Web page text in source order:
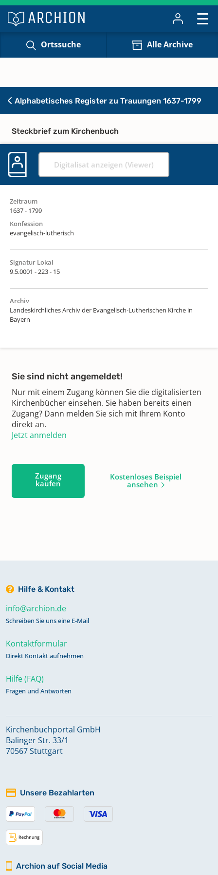
Ortssuche Alle Archive
Alphabetisches Register zu Trauungen 1637-1799
Steckbrief zum Kirchenbuch
Digitalisat anzeigen (Viewer)
Zeitraum
1637 - 1799
Konfession
evangelisch-lutherisch
Signatur Lokal
9.5.0001 - 223 - 15
Archiv
Landeskirchliches Archiv der Evangelisch-Lutherischen Kirche in
Bayern
Sie sind nicht angemeldet!
Nur mit einem Zugang können Sie die digitalisierten
Kirchenbücher einsehen. Sie haben bereits einen
Zugang? Dann melden Sie sich mit Ihrem Konto
direkt an.
Jetzt anmelden
Zugang
kaufen
Kostenloses Beispiel
ansehen
Hilfe & Kontakt
info@archion.de
Schreiben Sie uns eine E-Mail
Kontaktformular
Direkt Kontakt aufnehmen
Hilfe (FAQ)
Fragen und Antworten
Kirchenbuchportal GmbH
Balinger Str. 33/1
70567 Stuttgart
Unsere Bezahlarten
Archion auf Social Media